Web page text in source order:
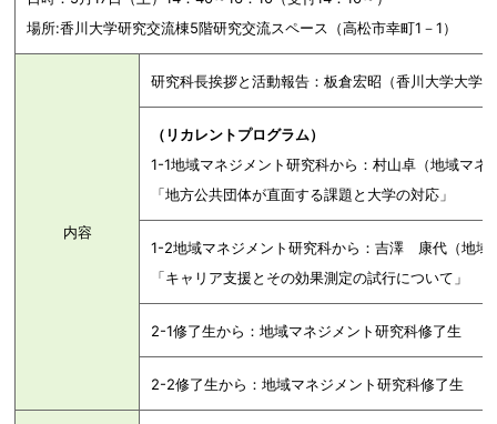
場所:香川大学研究交流棟5階研究交流スペース（高松市幸町1－1）
内容
研究科長挨拶と活動報告：板倉宏昭（香川大学大学
（リカレントプログラム）
1-1地域マネジメント研究科から：村山卓（地域マネ
「地方公共団体が直面する課題と大学の対応」
1-2地域マネジメント研究科から：吉澤 康代（地域
「キャリア支援とその効果測定の試行について」
2-1修了生から：地域マネジメント研究科修了生
2-2修了生から：地域マネジメント研究科修了生